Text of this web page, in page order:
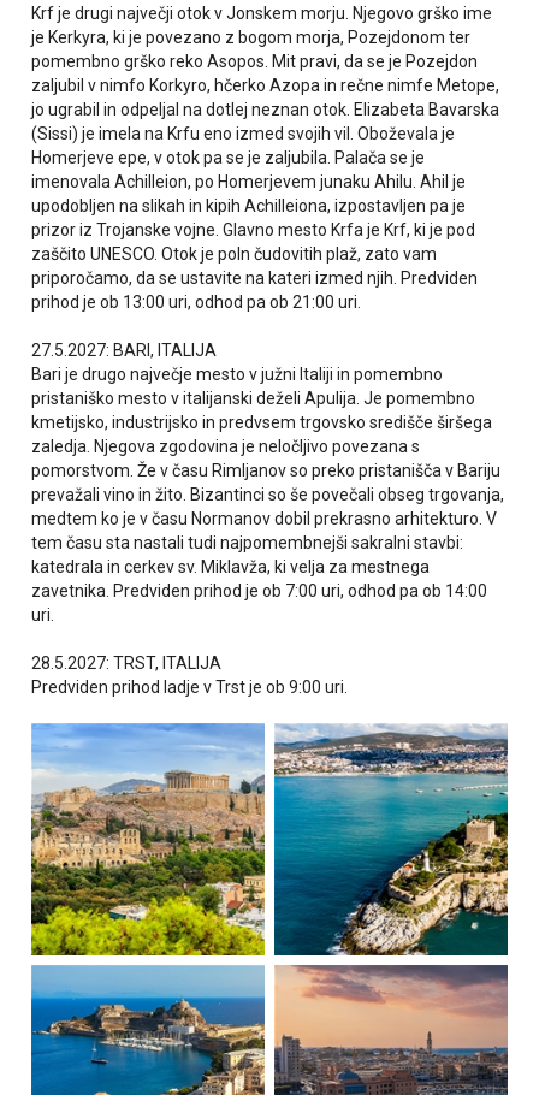
Krf je drugi največji otok v Jonskem morju. Njegovo grško ime
je Kerkyra, ki je povezano z bogom morja, Pozejdonom ter
pomembno grško reko Asopos. Mit pravi, da se je Pozejdon
zaljubil v nimfo Korkyro, hčerko Azopa in rečne nimfe Metope,
jo ugrabil in odpeljal na dotlej neznan otok. Elizabeta Bavarska
(Sissi) je imela na Krfu eno izmed svojih vil. Oboževala je
Homerjeve epe, v otok pa se je zaljubila. Palača se je
imenovala Achilleion, po Homerjevem junaku Ahilu. Ahil je
upodobljen na slikah in kipih Achilleiona, izpostavljen pa je
prizor iz Trojanske vojne. Glavno mesto Krfa je Krf, ki je pod
zaščito UNESCO. Otok je poln čudovitih plaž, zato vam
priporočamo, da se ustavite na kateri izmed njih. Predviden
prihod je ob 13:00 uri, odhod pa ob 21:00 uri.
27.5.2027: BARI, ITALIJA
Bari je drugo največje mesto v južni Italiji in pomembno
pristaniško mesto v italijanski deželi Apulija. Je pomembno
kmetijsko, industrijsko in predvsem trgovsko središče širšega
zaledja. Njegova zgodovina je neločljivo povezana s
pomorstvom. Že v času Rimljanov so preko pristanišča v Bariju
prevažali vino in žito. Bizantinci so še povečali obseg trgovanja,
medtem ko je v času Normanov dobil prekrasno arhitekturo. V
tem času sta nastali tudi najpomembnejši sakralni stavbi:
katedrala in cerkev sv. Miklavža, ki velja za mestnega
zavetnika. Predviden prihod je ob 7:00 uri, odhod pa ob 14:00
uri.
28.5.2027: TRST, ITALIJA
Predviden prihod ladje v Trst je ob 9:00 uri.